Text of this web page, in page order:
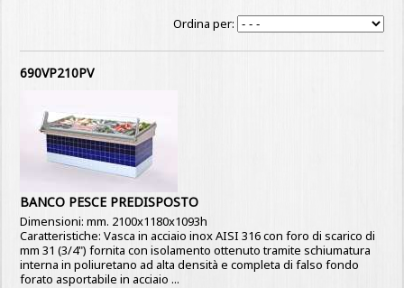
Ordina per:
690VP210PV
BANCO PESCE PREDISPOSTO
Dimensioni: mm. 2100x1180x1093h
Caratteristiche: Vasca in acciaio inox AISI 316 con foro di scarico di
mm 31 (3/4") fornita con isolamento ottenuto tramite schiumatura
interna in poliuretano ad alta densità e completa di falso fondo
forato asportabile in acciaio ...